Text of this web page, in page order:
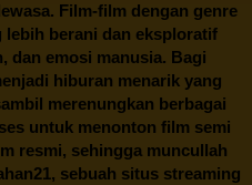
Film-film dengan genre
lebih berani dan eksploratif
dan emosi manusia. Bagi
hiburan menarik yang
merenungkan berbagai
untuk menonton film semi
resmi, sehingga muncullah
, sebuah situs streaming